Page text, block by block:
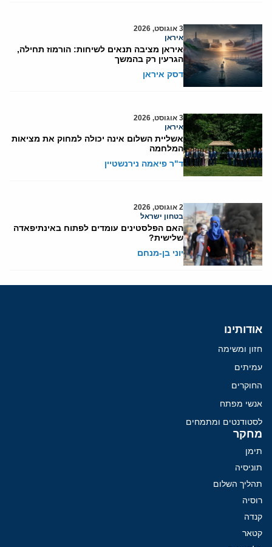
3 אוגוסט, 2026
איראן
איראן מציבה תנאים לשיחות: הורמוז תחילה,
הגרעין רק בהמשך
דסק איראן
3 אוגוסט, 2026
איראן
אשליית השלום אינה יכולה למחוק את מציאות
המלחמה
ד"ר פיאמה נירנשטיין
2 אוגוסט, 2026
בטחון ישראל
האם הפלסטינים עומדים לפתוח באינתיפאדה
שלישית?
יוני בן-מנחם
אודותינו
חזון ומשימה
עמיתים
החוקרים
אנשי מפתח
לסטודנטים ומתמחים
מחקר
תימן
תוניסיה
תהליך השלום
רוסיה
קנדה
קטאר